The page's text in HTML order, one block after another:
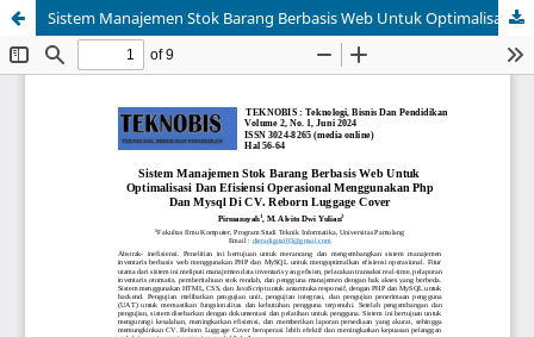
Sistem Manajemen Stok Barang Berbasis Web Untuk Optimalisasi Dan Efisiensi Operasional Menggunakan Php Dan Mysql Di CV. Reborn Luggage Cover